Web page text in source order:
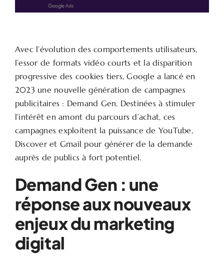
Avec l’évolution des comportements utilisateurs,
l’essor de formats vidéo courts et la disparition
progressive des cookies tiers, Google a lancé en
2023 une nouvelle génération de campagnes
publicitaires : Demand Gen. Destinées à stimuler
l’intérêt en amont du parcours d’achat, ces
campagnes exploitent la puissance de YouTube,
Discover et Gmail pour générer de la demande
auprès de publics à fort potentiel.
Demand Gen : une
réponse aux nouveaux
enjeux du marketing
digital